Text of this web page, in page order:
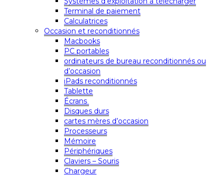
Terminal de paiement
Calculatrices
Occasion et reconditionnés
Macbooks
PC portables
ordinateurs de bureau reconditionnés ou
d’occasion
iPads reconditionnés
Tablette
Écrans
Disques durs
cartes mères d’occasion
Processeurs
Mémoire
Périphériques
Claviers – Souris
Chargeur